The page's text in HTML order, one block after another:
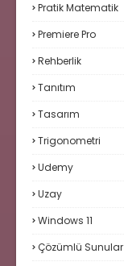
Pratik Matematik
Premiere Pro
Rehberlik
Tanıtım
Tasarım
Trigonometri
Udemy
Uzay
Windows 11
Çözümlü Sunular